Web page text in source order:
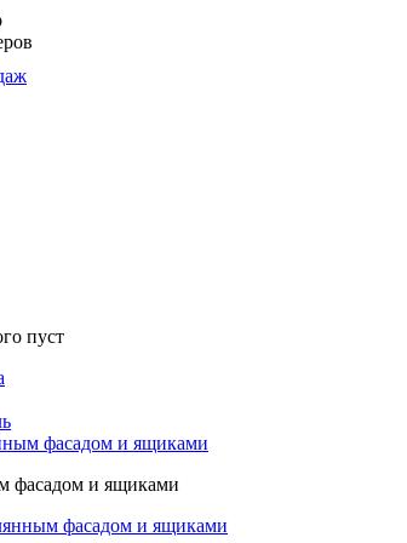
пуст
фасадом и ящиками